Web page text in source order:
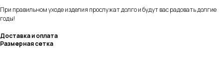
При правильном уходе изделия прослужат долго и будут вас радовать долгие
годы!
Доставка и оплата
Размерная сетка